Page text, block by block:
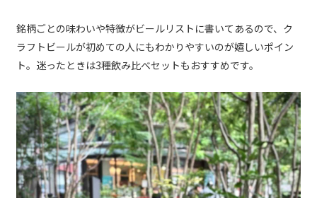
銘柄ごとの味わいや特徴がビールリストに書いてあるので、ク
ラフトビールが初めての人にもわかりやすいのが嬉しいポイン
ト。迷ったときは3種飲み比べセットもおすすめです。